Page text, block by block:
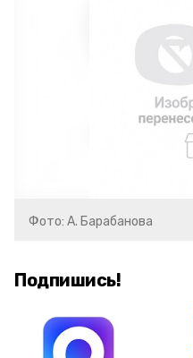
Фото: А. Барабанова
Подпишись!